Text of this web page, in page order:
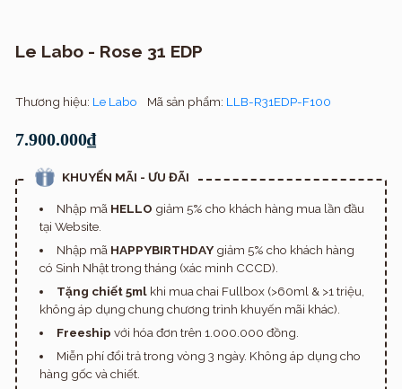
Le Labo - Rose 31 EDP
Thương hiệu: Le Labo Mã sản phẩm: LLB-R31EDP-F100
7.900.000₫
KHUYẾN MÃI - ƯU ĐÃI
Nhập mã HELLO giảm 5% cho khách hàng mua lần đầu
tại Website.
Nhập mã HAPPYBIRTHDAYgiảm 5% cho khách hàng
có Sinh Nhật trong tháng (xác minh CCCD).
Tặng chiết 5mlkhi mua chai Fullbox (>60ml & >1 triệu,
không áp dụng chung chương trình khuyến mãi khác).
Freeship với hóa đơn trên 1.000.000 đồng.
Miễn phí đổi trả trong vòng 3 ngày. Không áp dụng cho
hàng gốc và chiết.